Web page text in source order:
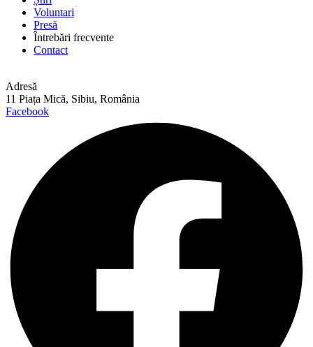
Voluntari
Presă
Întrebări frecvente
Contact
Adresă
11 Piața Mică, Sibiu, România
Facebook